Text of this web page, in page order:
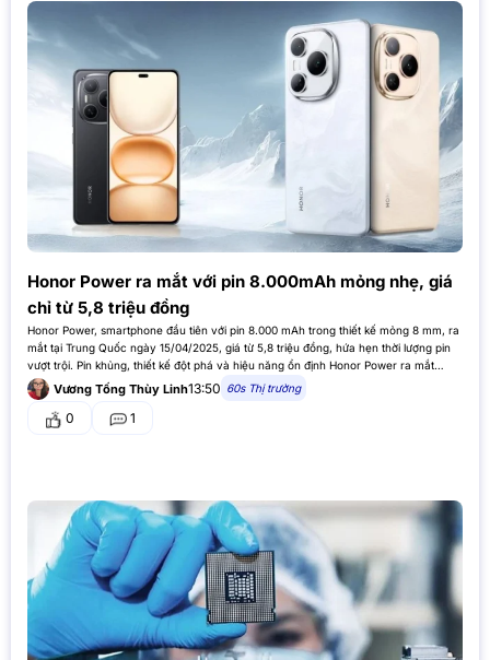
Honor Power ra mắt với pin 8.000mAh mỏng nhẹ, giá
chỉ từ 5,8 triệu đồng
Honor Power, smartphone đầu tiên với pin 8.000 mAh trong thiết kế mỏng 8 mm, ra
mắt tại Trung Quốc ngày 15/04/2025, giá từ 5,8 triệu đồng, hứa hẹn thời lượng pin
vượt trội. Pin khủng, thiết kế đột phá và hiệu năng ổn định Honor Power ra mắt
ngày…Vương Tống Thùy Linh13:50 60s Thị trường
0 1